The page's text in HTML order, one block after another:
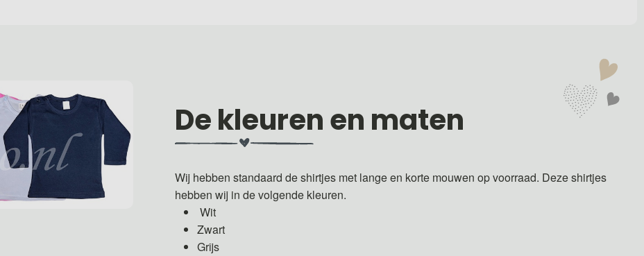
De kleuren en maten
Wij hebben standaard de shirtjes met lange en korte mouwen op voorraad. Deze shirtjes
hebben wij in de volgende kleuren.
Wit
Zwart
Grijs